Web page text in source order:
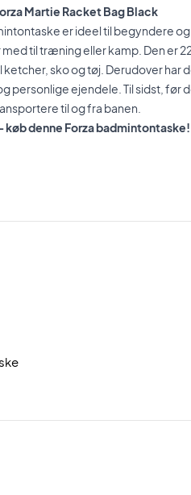
Martie Racket Bag Black
er ideel til begyndere
til træning eller kamp. Den er
ketcher, sko og tøj. Derudover har
personlige ejendele. Til sidst,
til og fra banen.
denne Forza badmintontaske!